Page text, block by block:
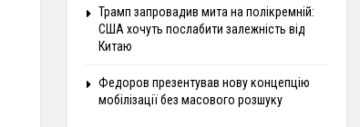
Трамп запровадив мита на полікремній:
США хочуть послабити залежність від
Китаю
Федоров презентував нову концепцію
мобілізації без масового розшуку